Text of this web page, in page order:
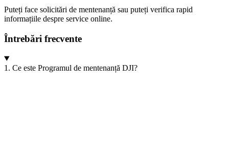
Puteți face solicitări de mentenanță sau puteți verifica rapid
informațiile despre service online.
Întrebări frecvente
1. Ce este Programul de mentenanță DJI?